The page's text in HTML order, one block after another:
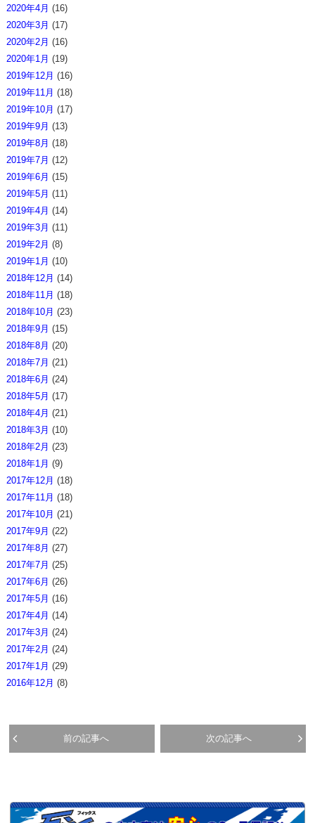
2020年4月 (16)
2020年3月 (17)
2020年2月 (16)
2020年1月 (19)
2019年12月 (16)
2019年11月 (18)
2019年10月 (17)
2019年9月 (13)
2019年8月 (18)
2019年7月 (12)
2019年6月 (15)
2019年5月 (11)
2019年4月 (14)
2019年3月 (11)
2019年2月 (8)
2019年1月 (10)
2018年12月 (14)
2018年11月 (18)
2018年10月 (23)
2018年9月 (15)
2018年8月 (20)
2018年7月 (21)
2018年6月 (24)
2018年5月 (17)
2018年4月 (21)
2018年3月 (10)
2018年2月 (23)
2018年1月 (9)
2017年12月 (18)
2017年11月 (18)
2017年10月 (21)
2017年9月 (22)
2017年8月 (27)
2017年7月 (25)
2017年6月 (26)
2017年5月 (16)
2017年4月 (14)
2017年3月 (24)
2017年2月 (24)
2017年1月 (29)
2016年12月 (8)
前の記事へ 次の記事へ